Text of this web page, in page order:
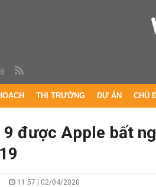
THỊ TRƯỜNG DỰ ÁN CHỦ
9 được Apple bất
11:57 | 02/04/2020